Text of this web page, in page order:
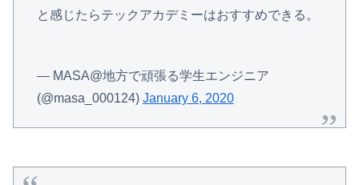
と感じたらテックアカデミーはおすすめできる。
— MASA@地方で頑張る学生エンジニア
(@masa_000124) January 6, 2020